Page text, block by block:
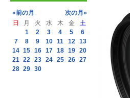
«前の月
次の月»
日
月 火 水 木 金
土
1
2 3 4 5
6
7
8 9 10 11 12 13
14 15 16 17 18 19 20
21 22 23 24 25 26 27
28 29 30